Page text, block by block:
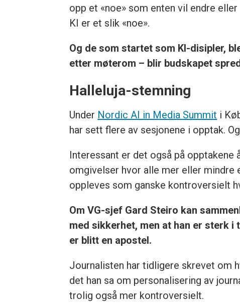
opp et «noe» som enten vil endre
KI er et slik «noe».
Og de som startet som KI-disipler,
etter møterom – blir budskapet
Halleluja-stemning
Under Nordic AI in Media Summit i
har sett flere av sesjonene i opptak.
Interessant er det også på opptakene
omgivelser hvor alle mer eller mindre
oppleves som ganske kontroversielt
Om VG-sjef Gard Steiro kan
med sikkerhet, men at han er sterk i
er blitt en apostel.
Journalisten har tidligere skrevet om
det han sa om personalisering av
trolig også mer kontroversielt.